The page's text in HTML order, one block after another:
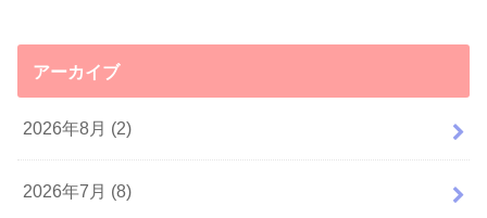
アーカイブ
2026年8月 (2)
2026年7月 (8)